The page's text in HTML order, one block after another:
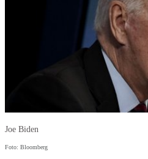
Joe Biden
Foto: Bloomberg